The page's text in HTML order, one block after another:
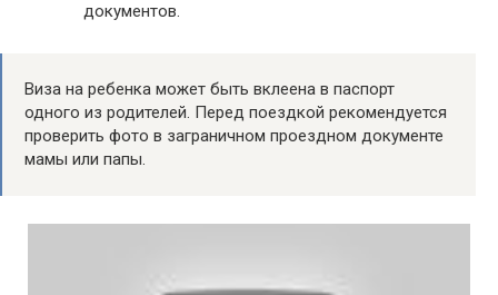
документов.
Виза на ребенка может быть вклеена в паспорт
одного из родителей. Перед поездкой рекомендуется
проверить фото в заграничном проездном документе
мамы или папы.